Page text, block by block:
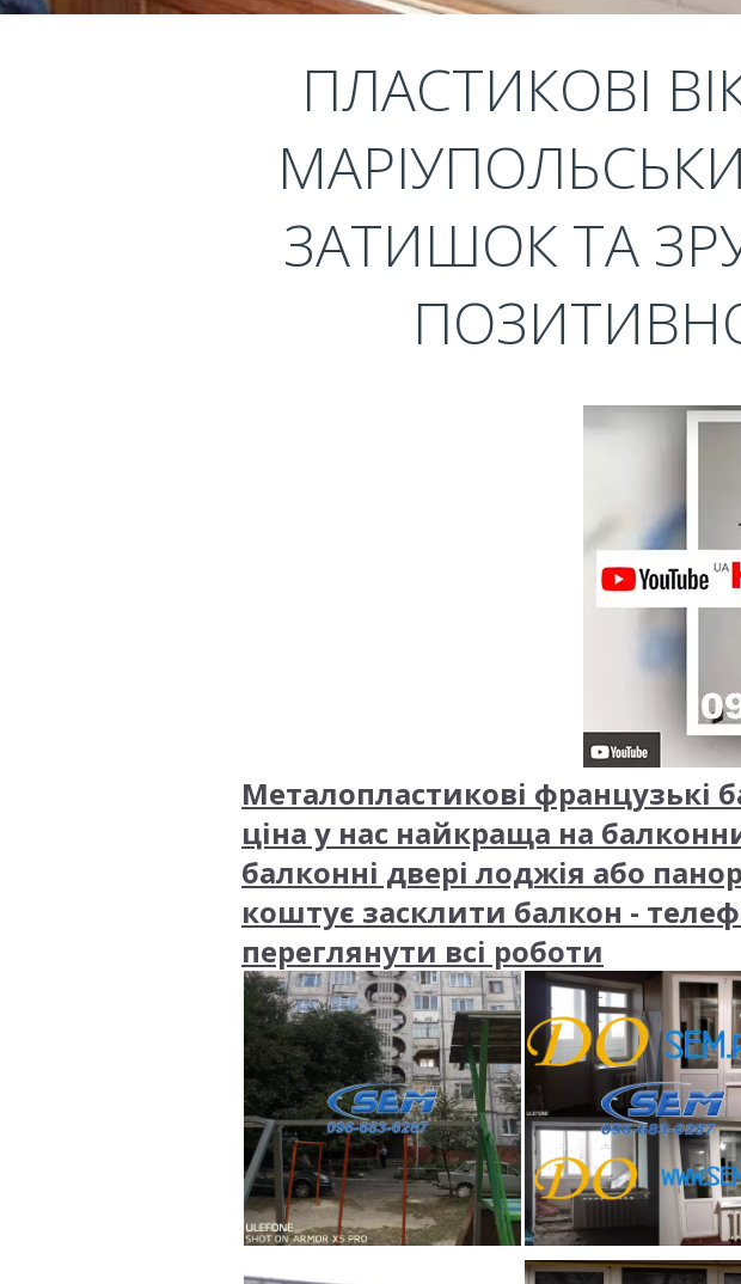
ПЛАСТИКОВІ
ЗАТИШОК ТА
Металопластикові французькі
ціна у нас найкраща на
балконні двері лоджія або
коштує засклити балкон -
переглянути всі роботи